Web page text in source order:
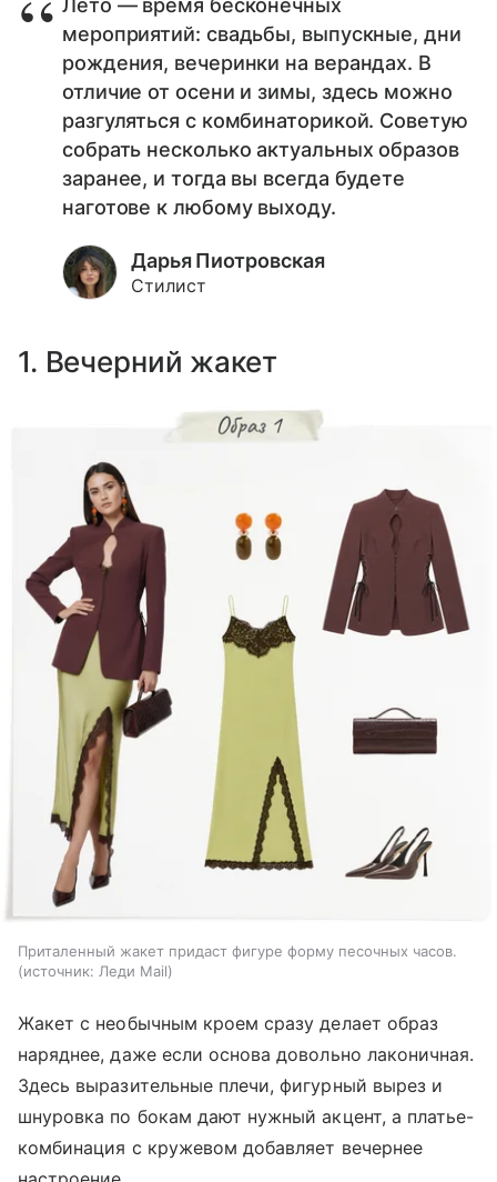
Лето — время бесконечных
мероприятий: свадьбы, выпускные, дни
рождения, вечеринки на верандах. В
отличие от осени и зимы, здесь можно
разгуляться с комбинаторикой. Советую
собрать несколько актуальных образов
заранее, и тогда вы всегда будете
наготове к любому выходу.
Дарья Пиотровская
Стилист
1. Вечерний жакет
Приталенный жакет придаст фигуре форму песочных часов.
источник: Леди Mail
Жакет с необычным кроем сразу делает образ
наряднее, даже если основа довольно лаконичная.
Здесь выразительные плечи, фигурный вырез и
шнуровка по бокам дают нужный акцент, а платье-
комбинация с кружевом добавляет вечернее